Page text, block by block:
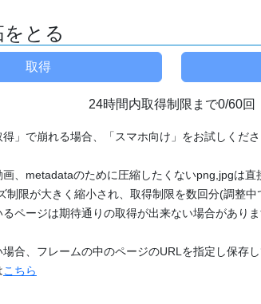
とる
24時間内取得制限まで0/60回
」で崩れる場合、「スマホ向け」をお試しくださ
、metadataのために圧縮したくないpng,jpgは
制限が大きく縮小され、取得制限を数回分(調整中
ページは期待通りの取得が出来ない場合があり
合、フレームの中のページのURLを指定し保存
こちら